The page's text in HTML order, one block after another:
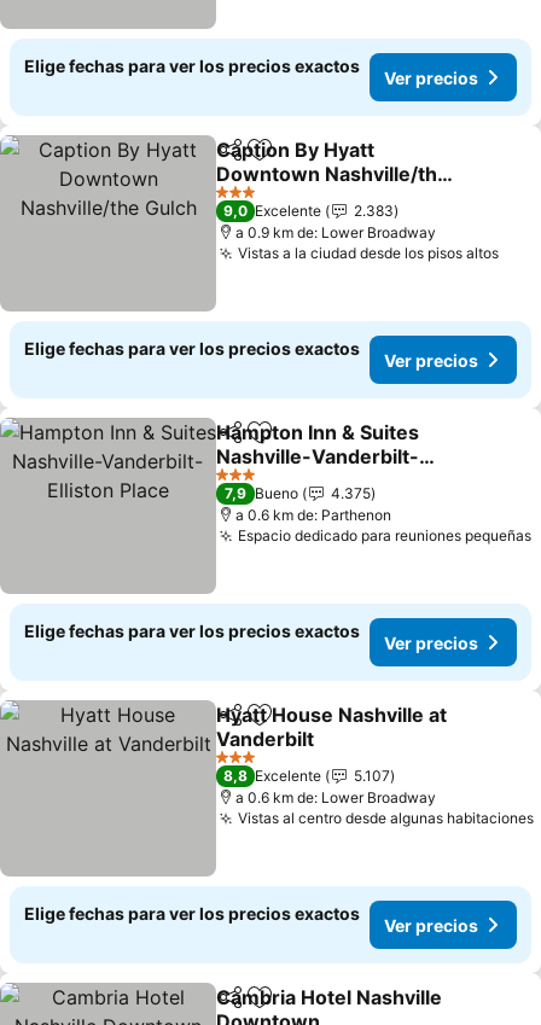
Elige fechas para ver los precios exactos
Ver precios
CompartirAgregar a favoritos
Caption By Hyatt
Downtown Nashville/the
Gulch
3 Estrellas
9,0 Excelente
2.383
a 0.9 km de: Lower Broadway
Vistas a la ciudad desde los pisos altos
Elige fechas para ver los precios exactos
Ver precios
CompartirAgregar a favoritos
Hampton Inn & Suites
Nashville-Vanderbilt-
Elliston Place
3 Estrellas
7,9 Bueno
4.375
a 0.6 km de: Parthenon
Espacio dedicado para reuniones pequeñas
Elige fechas para ver los precios exactos
Ver precios
CompartirAgregar a favoritos
Hyatt House Nashville at
Vanderbilt
3 Estrellas
8,8 Excelente
5.107
a 0.6 km de: Lower Broadway
Vistas al centro desde algunas habitaciones
Elige fechas para ver los precios exactos
Ver precios
CompartirAgregar a favoritos
Cambria Hotel Nashville